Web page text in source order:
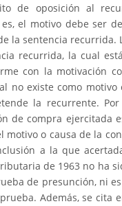
de oposición al
el motivo debe ser
la sentencia
recurrida, la cual
con la motivación
no existe como
la recurrente.
de compra ejercitada
motivo o causa de la
a la que
de 1963 no ha
de presunción, ni
Además, se cita